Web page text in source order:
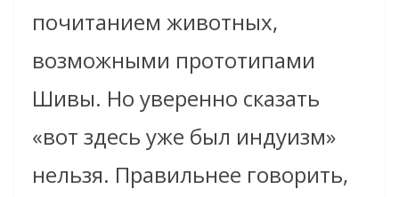
почитанием животных,
возможными прототипами
Шивы. Но уверенно сказать
«вот здесь уже был индуизм»
нельзя. Правильнее говорить,